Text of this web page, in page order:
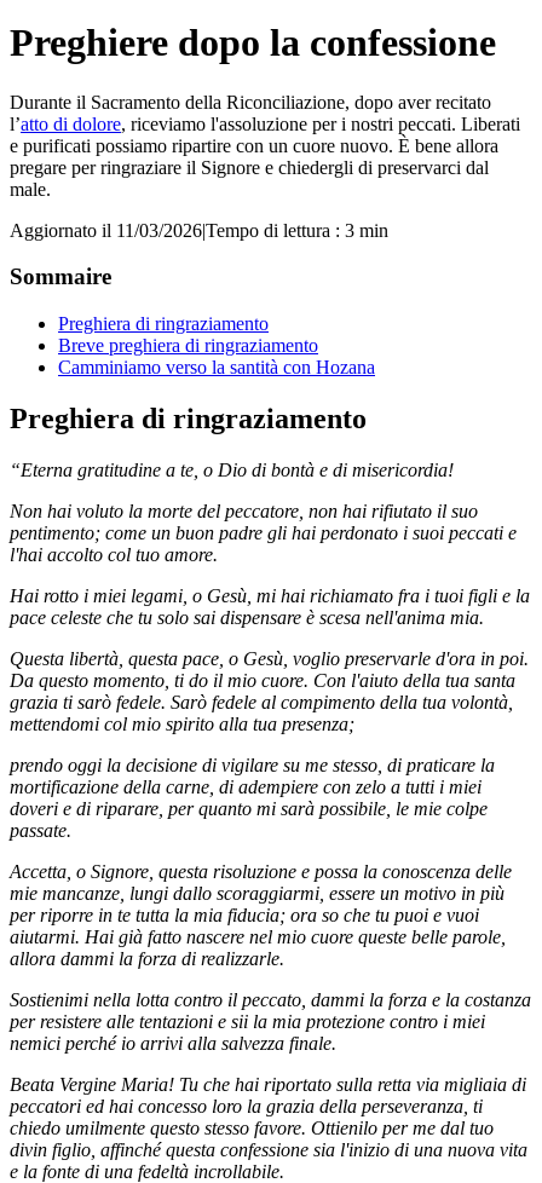
Preghiere dopo la confessione
Durante il Sacramento della Riconciliazione, dopo aver recitato
l’atto di dolore, riceviamo l'assoluzione per i nostri peccati. Liberati
e purificati possiamo ripartire con un cuore nuovo. È bene allora
pregare per ringraziare il Signore e chiedergli di preservarci dal
male.
Aggiornato il 11/03/2026|Tempo di lettura : 3 min
Sommaire
Preghiera di ringraziamento
Breve preghiera di ringraziamento
Camminiamo verso la santità con Hozana
Preghiera di ringraziamento
“Eterna gratitudine a te, o Dio di bontà e di misericordia!
Non hai voluto la morte del peccatore, non hai rifiutato il suo
pentimento; come un buon padre gli hai perdonato i suoi peccati e
l'hai accolto col tuo amore.
Hai rotto i miei legami, o Gesù, mi hai richiamato fra i tuoi figli e la
pace celeste che tu solo sai dispensare è scesa nell'anima mia.
Questa libertà, questa pace, o Gesù, voglio preservarle d'ora in poi.
Da questo momento, ti do il mio cuore. Con l'aiuto della tua santa
grazia ti sarò fedele. Sarò fedele al compimento della tua volontà,
mettendomi col mio spirito alla tua presenza;
prendo oggi la decisione di vigilare su me stesso, di praticare la
mortificazione della carne, di adempiere con zelo a tutti i miei
doveri e di riparare, per quanto mi sarà possibile, le mie colpe
passate.
Accetta, o Signore, questa risoluzione e possa la conoscenza delle
mie mancanze, lungi dallo scoraggiarmi, essere un motivo in più
per riporre in te tutta la mia fiducia; ora so che tu puoi e vuoi
aiutarmi. Hai già fatto nascere nel mio cuore queste belle parole,
allora dammi la forza di realizzarle.
Sostienimi nella lotta contro il peccato, dammi la forza e la costanza
per resistere alle tentazioni e sii la mia protezione contro i miei
nemici perché io arrivi alla salvezza finale.
Beata Vergine Maria! Tu che hai riportato sulla retta via migliaia di
peccatori ed hai concesso loro la grazia della perseveranza, ti
chiedo umilmente questo stesso favore. Ottienilo per me dal tuo
divin figlio, affinché questa confessione sia l'inizio di una nuova vita
e la fonte di una fedeltà incrollabile.